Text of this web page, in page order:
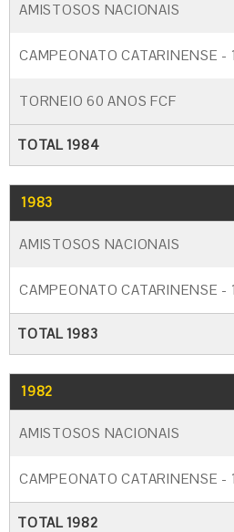
AMISTOSOS NACIONAIS
CAMPEONATO CATARINENSE -
TORNEIO 60 ANOS FCF
TOTAL 1984
1983
AMISTOSOS NACIONAIS
CAMPEONATO CATARINENSE -
TOTAL 1983
1982
AMISTOSOS NACIONAIS
CAMPEONATO CATARINENSE -
TOTAL 1982